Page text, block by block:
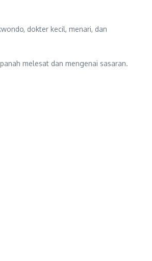
dokter kecil, menari, dan
melesat dan mengenai sasaran.